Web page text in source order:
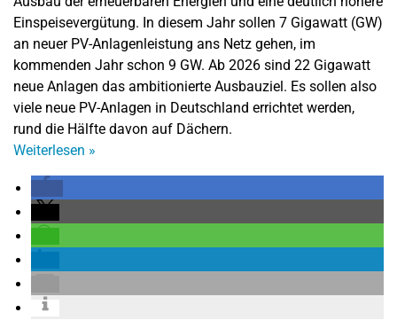
Einspeisevergütung. In diesem Jahr sollen 7 Gigawatt (GW)
an neuer PV-Anlagenleistung ans Netz gehen, im
kommenden Jahr schon 9 GW. Ab 2026 sind 22 Gigawatt
neue Anlagen das ambitionierte Ausbauziel. Es sollen also
viele neue PV-Anlagen in Deutschland errichtet werden,
rund die Hälfte davon auf Dächern.
Weiterlesen »